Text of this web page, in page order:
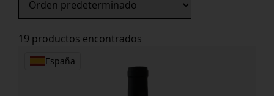
19 productos encontrados
España